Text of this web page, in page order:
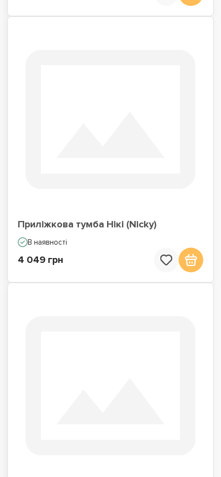
Приліжкова тумба Нікі (Nicky)
В наявності
4 049 грн